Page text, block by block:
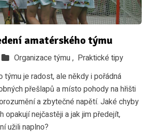
amatérského týmu
Organizace týmu , Praktické tipy
týmu je radost, ale někdy i pořádná
přešlapů a místo pohody na hřišti
a zbytečné napětí. Jaké chyby
opakují nejčastěji a jak jim předejít,
užili naplno?